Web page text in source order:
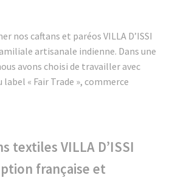
nos caftans et paréos VILLA D’ISSI
artisanale indienne. Dans une
avons choisi de travailler avec
« Fair Trade », commerce
textiles VILLA D’ISSI
française et